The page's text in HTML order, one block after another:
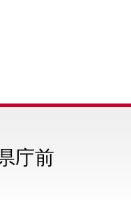
庁前